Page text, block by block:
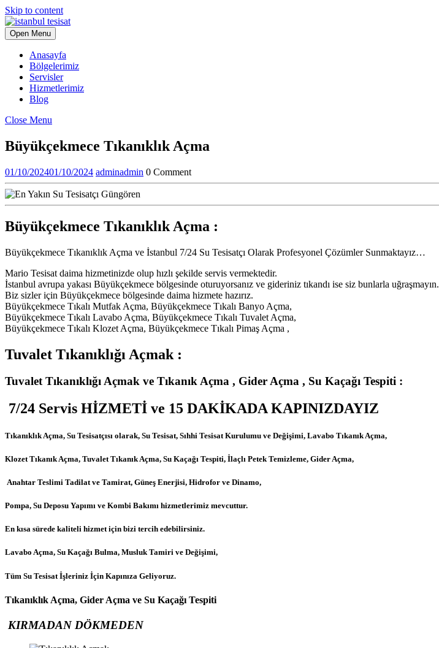
Skip to content
Open Menu
Anasayfa
Bölgelerimiz
Servisler
Hizmetlerimiz
Blog
Close Menu
Büyükçekmece Tıkanıklık Açma
01/10/202401/10/2024 adminadmin 0 Comment
Büyükçekmece Tıkanıklık Açma :
Büyükçekmece Tıkanıklık Açma ve İstanbul 7/24 Su Tesisatçı Olarak Profesyonel Çözümler Sunmaktayız…
Mario Tesisat daima hizmetinizde olup hızlı şekilde servis vermektedir.
İstanbul avrupa yakası Büyükçekmece bölgesinde oturuyorsanız ve gideriniz tıkandı ise siz bunlarla uğraşmayın.
Biz sizler için Büyükçekmece bölgesinde daima hizmete hazırız.
Büyükçekmece Tıkalı Mutfak Açma, Büyükçekmece Tıkalı Banyo Açma,
Büyükçekmece Tıkalı Lavabo Açma, Büyükçekmece Tıkalı Tuvalet Açma,
Büyükçekmece Tıkalı Klozet Açma, Büyükçekmece Tıkalı Pimaş Açma ,
Tuvalet Tıkanıklığı Açmak :
Tuvalet Tıkanıklığı Açmak ve Tıkanık Açma , Gider Açma , Su Kaçağı Tespiti :
7/24 Servis HİZMETİ ve 15 DAKİKADA KAPINIZDAYIZ
Tıkanıklık Açma, Su Tesisatçısı olarak, Su Tesisat, Sıhhi Tesisat Kurulumu ve Değişimi, Lavabo Tıkanık Açma,
Klozet Tıkanık Açma, Tuvalet Tıkanık Açma, Su Kaçağı Tespiti, İlaçlı Petek Temizleme, Gider Açma,
Anahtar Teslimi Tadilat ve Tamirat, Güneş Enerjisi, Hidrofor ve Dinamo,
Pompa, Su Deposu Yapımı ve Kombi Bakımı hizmetlerimiz mevcuttur.
En kısa sürede kaliteli hizmet için bizi tercih edebilirsiniz.
Lavabo Açma, Su Kaçağı Bulma, Musluk Tamiri ve Değişimi,
Tüm Su Tesisat İşleriniz İçin Kapınıza Geliyoruz.
Tıkanıklık Açma, Gider Açma ve Su Kaçağı Tespiti
KIRMADAN DÖKMEDEN